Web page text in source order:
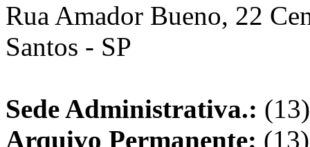
Rua Amador Bueno, 22
Santos - SP
Sede Administrativa.:
Arquivo Permanente: